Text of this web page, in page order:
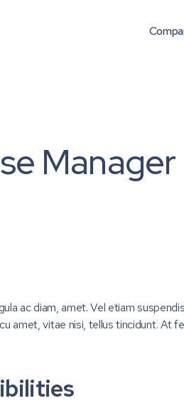
Manager
ac diam, amet. Vel etiam
amet, vitae nisi, tellus tincidunt. At